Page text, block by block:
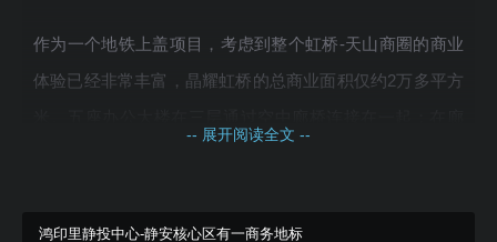
作为一个地铁上盖项目，考虑到整个虹桥-天山商圈的商业
体验已经非常丰富，晶耀虹桥的总商业面积仅约2万多平方
空间。云上花园以及地面层的大量绿色公共空间的打造，
-- 展开阅读全文 --
鸿印里静投中心-静安核心区有一商务地标